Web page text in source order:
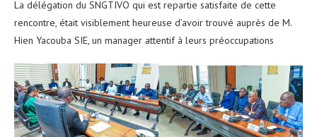
La délégation du SNGTIVO qui est repartie satisfaite de cette
rencontre, était visiblement heureuse d’avoir trouvé auprès de M.
Hien Yacouba SIE, un manager attentif à leurs préoccupations